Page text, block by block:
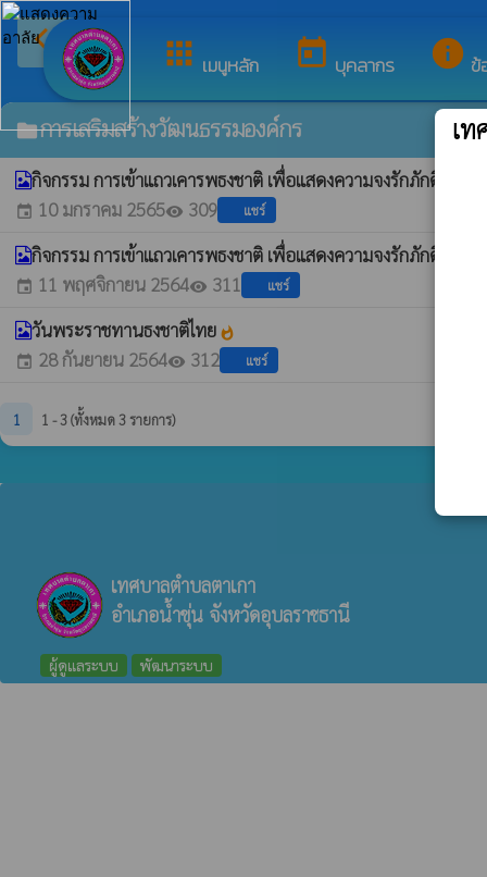
apps เมนูหลัก today บุคลากร info ข้
arrow_back_ios กลับเมนูหลัก ยินดีต้อนรับสู่เว็บไซต์ของ เทศ
folderการเสริมสร้างวัฒนธรรมองค์กร
กิจกรรม การเข้าแถวเคารพธงชาติ เพื่อแสดงความจงรักภักดีต่
event 10 มกราคม 2565visibility 309 แชร์
กิจกรรม การเข้าแถวเคารพธงชาติ เพื่อแสดงความจงรักภักดีต่
event 11 พฤศจิกายน 2564visibility 311 แชร์
วันพระราชทานธงชาติไทย whatshot
event 28 กันยายน 2564visibility 312 แชร์
1 1 - 3 (ทั้งหมด 3 รายการ)
เทศบาลตำบลตาเกา
อำเภอน้ำขุ่น จังหวัดอุบลราชธานี
ผู้ดูแลระบบ พัฒนาระบบ
เท